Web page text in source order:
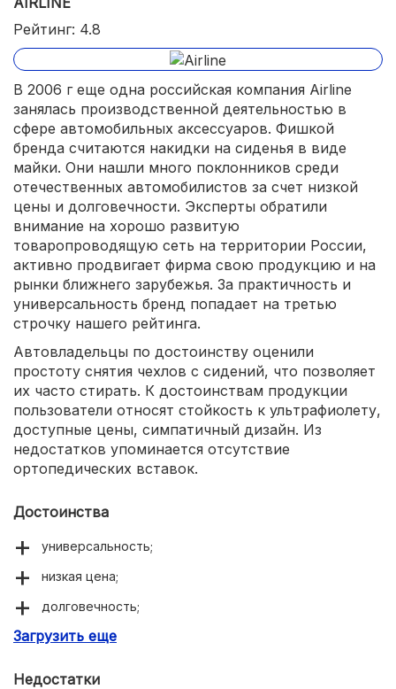
Рейтинг: 4.8
В 2006 г еще одна российская компания Airline
занялась производственной деятельностью в
сфере автомобильных аксессуаров. Фишкой
бренда считаются накидки на сиденья в виде
майки. Они нашли много поклонников среди
отечественных автомобилистов за счет низкой
цены и долговечности. Эксперты обратили
внимание на хорошо развитую
товаропроводящую сеть на территории России,
активно продвигает фирма свою продукцию и на
рынки ближнего зарубежья. За практичность и
универсальность бренд попадает на третью
строчку нашего рейтинга.
Автовладельцы по достоинству оценили
простоту снятия чехлов с сидений, что позволяет
их часто стирать. К достоинствам продукции
пользователи относят стойкость к ультрафиолету,
доступные цены, симпатичный дизайн. Из
недостатков упоминается отсутствие
ортопедических вставок.
Достоинства
универсальность;
низкая цена;
долговечность;
простой монтаж и демонтаж.
Загрузить еще
Недостатки